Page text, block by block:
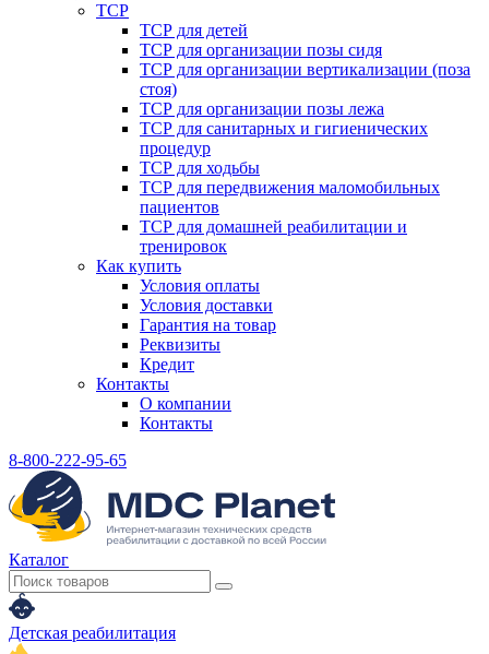
ТСР
ТСР для детей
ТСР для организации позы сидя
ТСР для организации вертикализации (поза
стоя)
ТСР для организации позы лежа
ТСР для санитарных и гигиенических
процедур
ТСР для ходьбы
ТСР для передвижения маломобильных
пациентов
ТСР для домашней реабилитации и
тренировок
Как купить
Условия оплаты
Условия доставки
Гарантия на товар
Реквизиты
Кредит
Контакты
О компании
Контакты
8-800-222-95-65
Каталог
Детская реабилитация